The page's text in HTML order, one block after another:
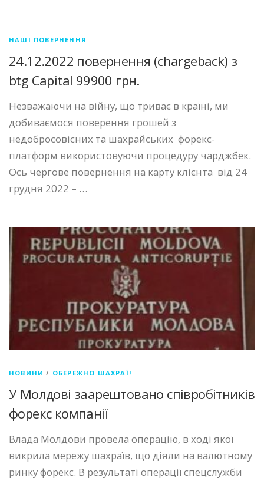
НАШІ ПОВЕРНЕННЯ
24.12.2022 повернення (chargeback) з
btg Capital 99900 грн.
Незважаючи на війну, що триває в країні, ми
добиваємося поверення грошей з
недобросовісних та шахрайських форекс-
платформ використовуючи процедуру чарджбек.
Ось чергове повернення на карту клієнта від 24
грудня 2022 – …
НОВИНИ / ОБЕРЕЖНО ШАХРАЇ!
У Молдові заарештовано співробітників
форекс компанії
Влада Молдови провела операцію, в ході якої
викрила мережу шахраїв, що діяли на валютному
ринку форекс. В результаті операції спецслужби